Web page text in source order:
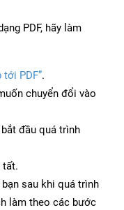
PDF, hãy làm
tới PDF”.
chuyển đổi vào
bắt đầu quá trình
tất.
sau khi quá trình
làm theo các bước